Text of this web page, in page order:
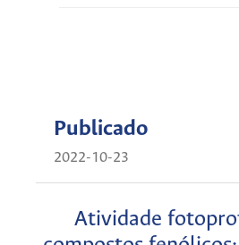
Publicado
2022-10-23
Atividade